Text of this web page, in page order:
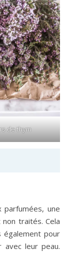
de thym
une
traités. Cela
également pour
avec leur peau.